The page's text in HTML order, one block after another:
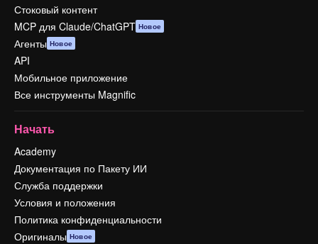
Стоковый контент
MCP для Claude/ChatGPT Новое
Агенты Новое
API
Мобильное приложение
Все инструменты Magnific
Начать
Academy
Документация по Пакету ИИ
Служба поддержки
Условия и положения
Политика конфиденциальности
Оригиналы Новое